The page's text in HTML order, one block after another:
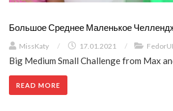
Большое Среднее Маленькое
MissKaty / 17.01.2021 /
Big Medium Small Challenge from Max
READ MORE